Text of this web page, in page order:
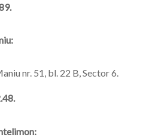
nr. 51, bl. 22 B, Sector 6.